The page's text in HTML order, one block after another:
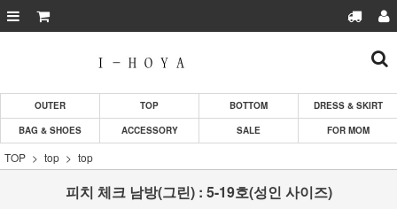
OUTER TOP BOTTOM
DRESS & SKIRT
BAG & SHOES
ACCESSORY SALE FOR MOM
TOP top top
피치 체크 남방(그린) : 5-19호(성인 사이즈)